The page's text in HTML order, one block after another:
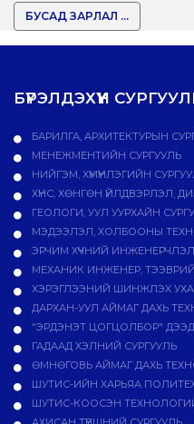
БУСАД ЗАРЛАЛ ...
БҮРЭЛДЭХҮҮН
БАРИЛГА, АРХИТЕКТУРЫН
МЕНЕЖМЕНТИЙН СУРГУУЛЬ
НИЙГЭМ, ХҮМҮҮНЛЭГИЙН
ХҮНС, ХӨНГӨН ҮЙЛДВЭРЛЭЛ,
ГЕОЛОГИ, УУЛ УУРХАЙН
МЭДЭЭЛЭЛ, ХОЛБООНЫ
ЭРЧИМ ХҮЧНИЙ
МЕХАНИК ИНЖЕНЕР,
ХЭРЭГЛЭЭНИЙ ШИНЖЛЭХ
ДАРХАН-УУЛ АЙМАГ ДАХЬ
"ЭРДЭНЭТ ЦОГЦОЛБОР" ДЭЭД
ГАДААД ХЭЛНИЙ СУРГУУЛЬ
ӨМНӨГОВЬ АЙМАГ ДАХЬ
ШУТИС-ИЙН ХАРЬЯА
ШУТИС-КООСЭН